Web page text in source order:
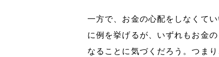
一方で、お金の心配をしなくて
に例を挙げるが、いずれもお金
なることに気づくだろう。つま